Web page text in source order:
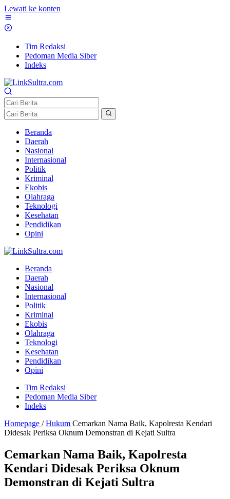
Lewati ke konten
Tim Redaksi
Pedoman Media Siber
Indeks
Beranda
Daerah
Nasional
Internasional
Politik
Kriminal
Ekobis
Olahraga
Teknologi
Kesehatan
Pendidikan
Opini
Beranda
Daerah
Nasional
Internasional
Politik
Kriminal
Ekobis
Olahraga
Teknologi
Kesehatan
Pendidikan
Opini
Tim Redaksi
Pedoman Media Siber
Indeks
Homepage / Hukum Cemarkan Nama Baik, Kapolresta Kendari
Didesak Periksa Oknum Demonstran di Kejati Sultra
Cemarkan Nama Baik, Kapolresta
Kendari Didesak Periksa Oknum
Demonstran di Kejati Sultra